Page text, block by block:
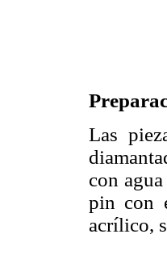
Las
con
pin con
acrílico,